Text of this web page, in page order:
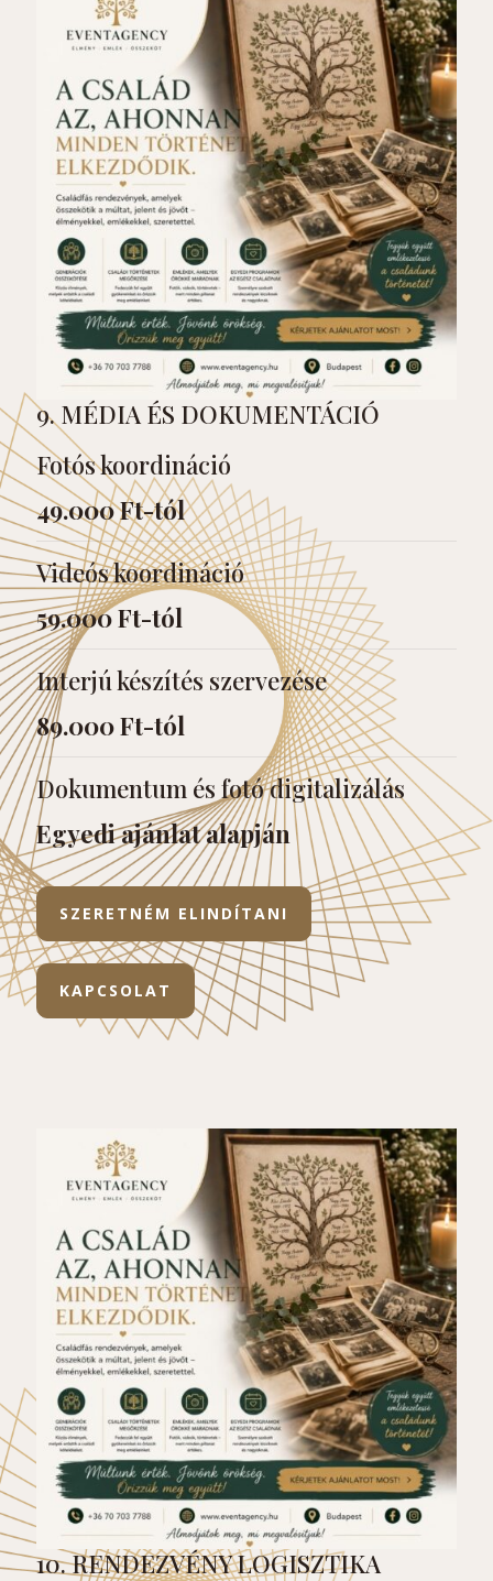
9. MÉDIA ÉS DOKUMENTÁCIÓ
Fotós koordináció
49.000 Ft-tól
Videós koordináció
59.000 Ft-tól
Interjú készítés szervezése
89.000 Ft-tól
Dokumentum és fotó digitalizálás
Egyedi ajánlat alapján
SZERETNÉM ELINDÍTANI
KAPCSOLAT
10. RENDEZVÉNY LOGISZTIKA